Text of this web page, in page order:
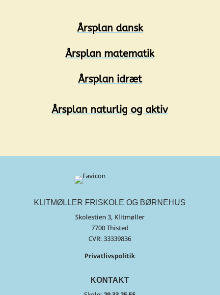
Årsplan dansk
Årsplan matematik
Årsplan idræt
Årsplan naturlig og aktiv
KLITMØLLER FRISKOLE OG BØRNEHUS
Skolestien 3, Klitmøller
7700 Thisted
CVR:33339836
Privatlivspolitik
KONTAKT